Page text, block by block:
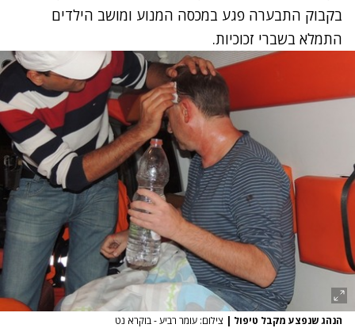
בקבוק התבערה פגע במכסה המנוע ומושב הילדים
התמלא בשברי זכוכיות.
הנהג שנפצע מקבל טיפול | צילום: עומר רביע - בוקרא נט